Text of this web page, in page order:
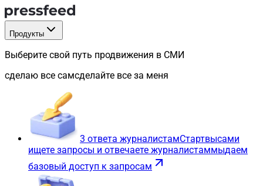
Продукты
Выберите свой путь продвижения в СМИ
сделаю все самсделайте все за меня
3 ответа журналистамСтартвысами
ищете запросы и отвечаете журналистаммыдаем
базовый доступ к запросам